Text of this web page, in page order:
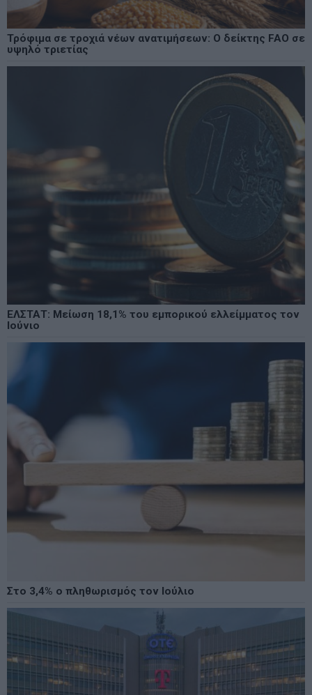
Τρόφιμα σε τροχιά νέων ανατιμήσεων: Ο δείκτης FAO σε
υψηλό τριετίας
ΕΛΣΤΑΤ: Μείωση 18,1% του εμπορικού ελλείμματος τον
Ιούνιο
Στο 3,4% ο πληθωρισμός τον Ιούλιο